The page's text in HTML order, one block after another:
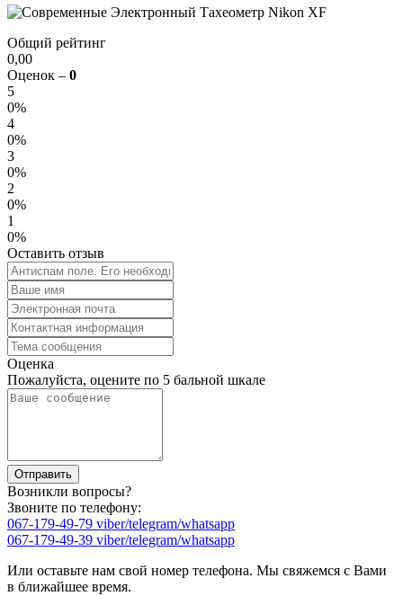
Общий рейтинг
0,00
Оценок – 0
5
0%
4
0%
3
0%
2
0%
1
0%
Оставить отзыв
Оценка
Пожалуйста, оцените по 5 бальной шкале
Возникли вопросы?
Звоните по телефону:
067-179-49-79 viber/telegram/whatsapp
067-179-49-39 viber/telegram/whatsapp
Или оставьте нам свой номер телефона. Мы свяжемся с Вами
в ближайшее время.